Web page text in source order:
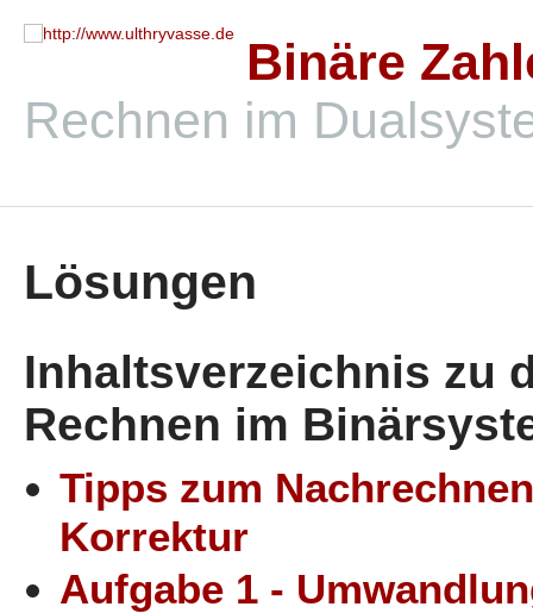
Binäre
Rechnen im
Lösungen
Inhaltsverzeichnis zu
Rechnen im
Tipps zum
Korrektur
Aufgabe 1 -